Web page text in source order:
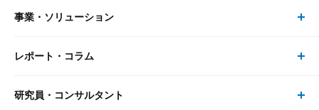
事業・ソリューション
事業・ソリューション トップ
リサーチ
レポート・コラム
レポート・コラム トップ
研究員・コンサルタント